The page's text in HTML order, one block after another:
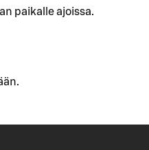
paikalle ajoissa.